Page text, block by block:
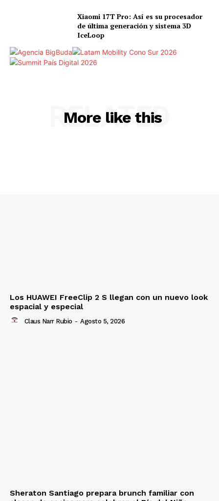
Xiaomi 17T Pro: Así es su procesador
de última generación y sistema 3D
IceLoop
More like this
RELATED
Los HUAWEI FreeClip 2 S llegan con un nuevo look
espacial y especial
Claus Narr Rubio - Agosto 5, 2026
Sheraton Santiago prepara brunch familiar con